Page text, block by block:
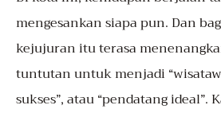
mengesankan siapa pun. Dan
kejujuran itu terasa
tuntutan untuk menjadi
sukses”, atau “pendatang ideal”.